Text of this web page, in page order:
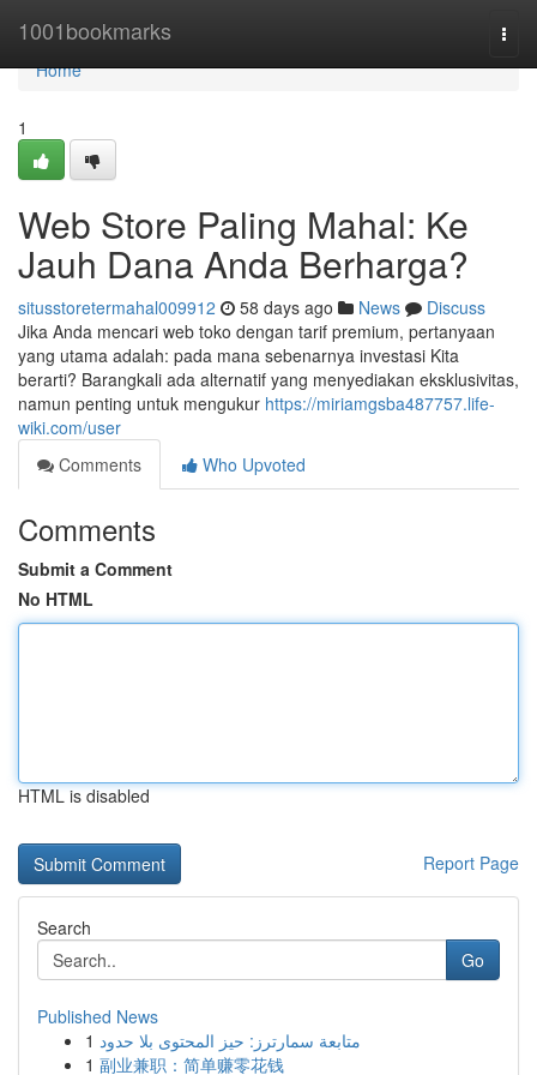
1001bookmarks
Home
Home
1
Web Store Paling Mahal: Ke
Jauh Dana Anda Berharga?
situsstoretermahal009912 58 days ago News
Discuss
Jika Anda mencari web toko dengan tarif premium, pertanyaan
yang utama adalah: pada mana sebenarnya investasi Kita
berarti? Barangkali ada alternatif yang menyediakan eksklusivitas,
namun penting untuk mengukur https://miriamgsba487757.life-
wiki.com/user
Comments
Who Upvoted
Comments
Submit a Comment
No HTML
HTML is disabled
Report Page
Search
Go
Published News
1 متابعة سمارترز: حيز المحتوى بلا حدود
1 副业兼职：简单赚零花钱